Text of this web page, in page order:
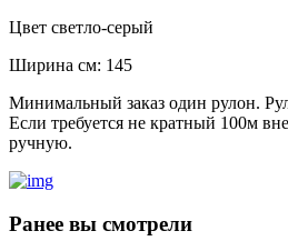
Цвет светло-серый
Ширина см: 145
Минимальный заказ один рулон.
Если требуется не кратный 100м
ручную.
Ранее вы смотрели